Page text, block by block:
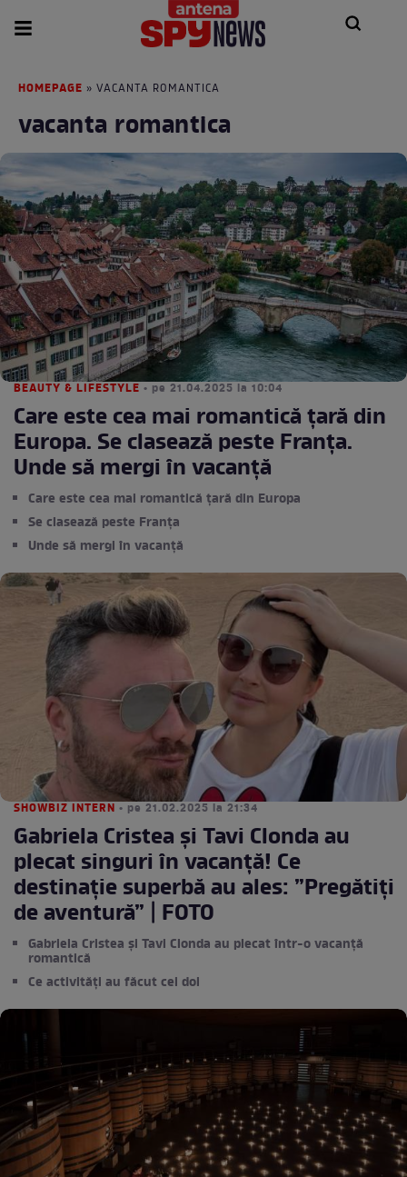
HOMEPAGE » VACANTA ROMANTICA
vacanta romantica
BEAUTY & LIFESTYLE • pe 21.04.2025 la 10:04
Care este cea mai romantică țară din
Europa. Se clasează peste Franța.
Unde să mergi în vacanță
Care este cea mai romantică țară din Europa
Se clasează peste Franța
Unde să mergi în vacanță
SHOWBIZ INTERN • pe 21.02.2025 la 21:34
Gabriela Cristea și Tavi Clonda au
plecat singuri în vacanță! Ce
destinație superbă au ales: ”Pregătiți
de aventură” | FOTO
Gabriela Cristea și Tavi Clonda au plecat într-o vacanță
romantică
Ce activități au făcut cei doi